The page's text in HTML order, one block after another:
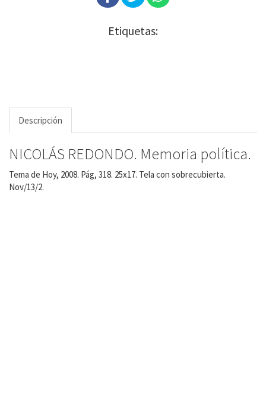
Etiquetas:
Descripción
NICOLÁS REDONDO. Memoria política.
Tema de Hoy, 2008. Pág, 318. 25x17. Tela con sobrecubierta.
Nov/13/2.